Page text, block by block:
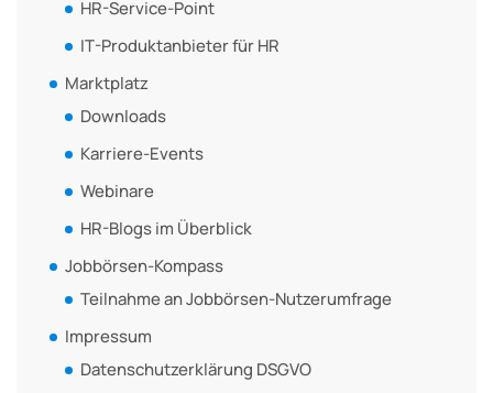
HR-Service-Point
IT-Produktanbieter für HR
Marktplatz
Downloads
Karriere-Events
Webinare
HR-Blogs im Überblick
Jobbörsen-Kompass
Teilnahme an Jobbörsen-Nutzerumfrage
Impressum
Datenschutzerklärung DSGVO